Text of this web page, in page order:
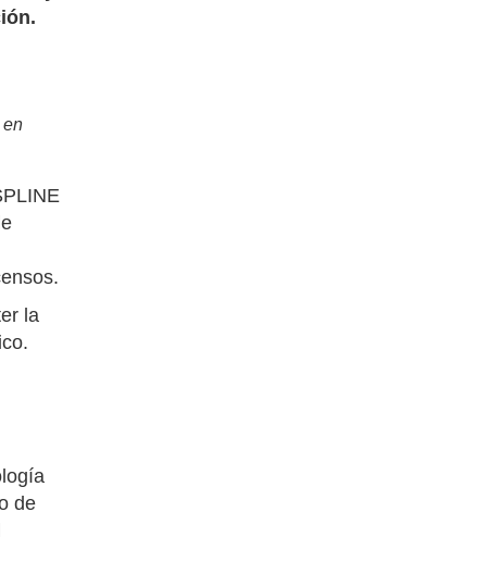
en
la
de